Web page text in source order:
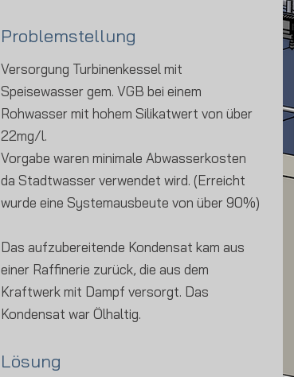
Problemstellung
Versorgung Turbinenkessel mit
Speisewasser gem. VGB bei einem
Rohwasser mit hohem Silikatwert von über
22mg/l.
Vorgabe waren minimale Abwasserkosten
da Stadtwasser verwendet wird. (Erreicht
wurde eine Systemausbeute von über 90%)
Das aufzubereitende Kondensat kam aus
einer Raffinerie zurück, die aus dem
Kraftwerk mit Dampf versorgt. Das
Kondensat war Ölhaltig.
Lösung